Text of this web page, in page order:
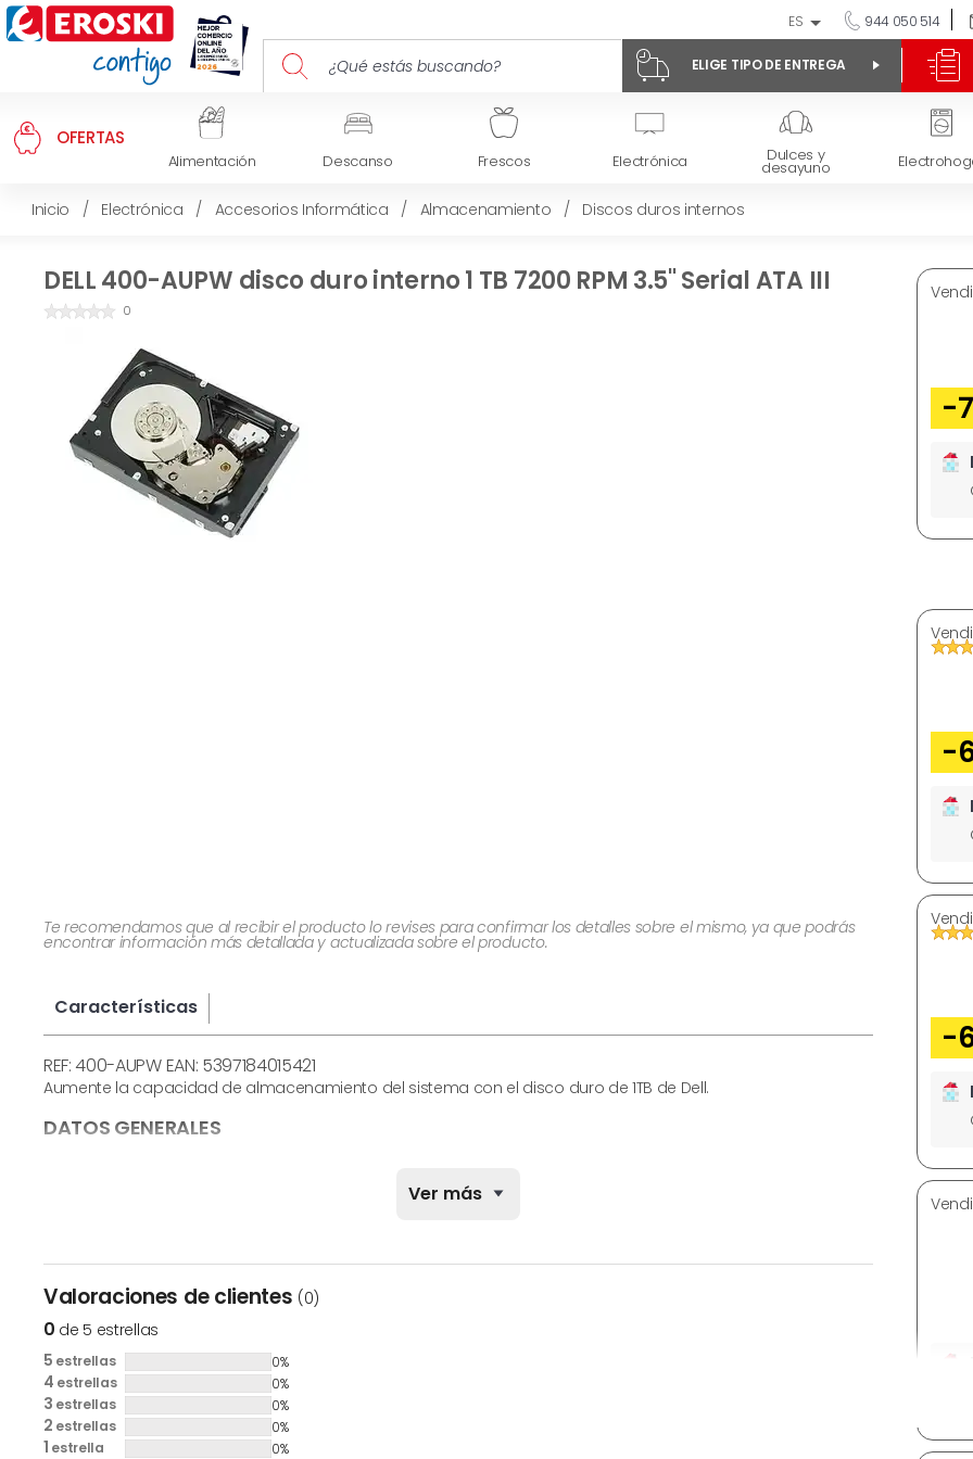
ES 944 050 514
ELIGE TIPO DE ENTREGA
OFERTAS
Alimentación Descanso Frescos Electrónica Dulces y
desayuno
Inicio / Electrónica / Accesorios Informática / Almacenamiento / Discos duros internos
DELL 400-AUPW disco duro interno 1 TB 7200 RPM 3.5'' Serial ATA III
0
-7
-
-
Te recomendamos que al recibir el producto lo revises para confirmar los detalles sobre el mismo, ya que podrás
encontrar información más detallada y actualizada sobre el producto.
Características
REF: 400-AUPW EAN: 5397184015421
Aumente la capacidad de almacenamiento del sistema con el disco duro de 1TB de Dell.
DATOS GENERALES
Modelo:
400-AUPW
CARACTERÍSTICAS FÍSICAS
Anchura:
Altura:
Profundidad:
Peso:
Ver más
Valoraciones de clientes (0)
0 de 5 estrellas
5 estrellas 0%
4 estrellas 0%
3 estrellas 0%
2 estrellas 0%
1 estrella 0%